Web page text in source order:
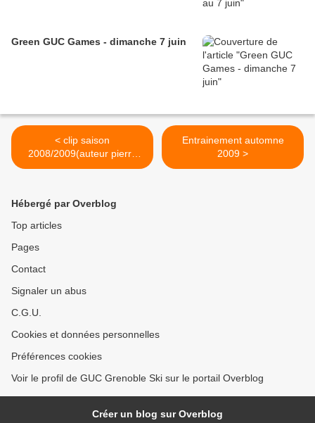
Green GUC Games - dimanche 7 juin
< clip saison
2008/2009(auteur pierre
photo georges )
Entrainement automne
2009 >
Hébergé par Overblog
Top articles
Pages
Contact
Signaler un abus
C.G.U.
Cookies et données personnelles
Préférences cookies
Voir le profil de GUC Grenoble Ski sur le portail Overblog
Créer un blog sur Overblog